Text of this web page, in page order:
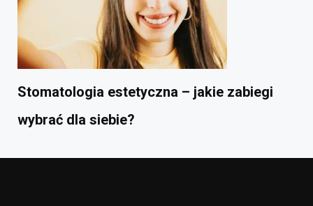
Stomatologia estetyczna – jakie zabiegi
wybrać dla siebie?